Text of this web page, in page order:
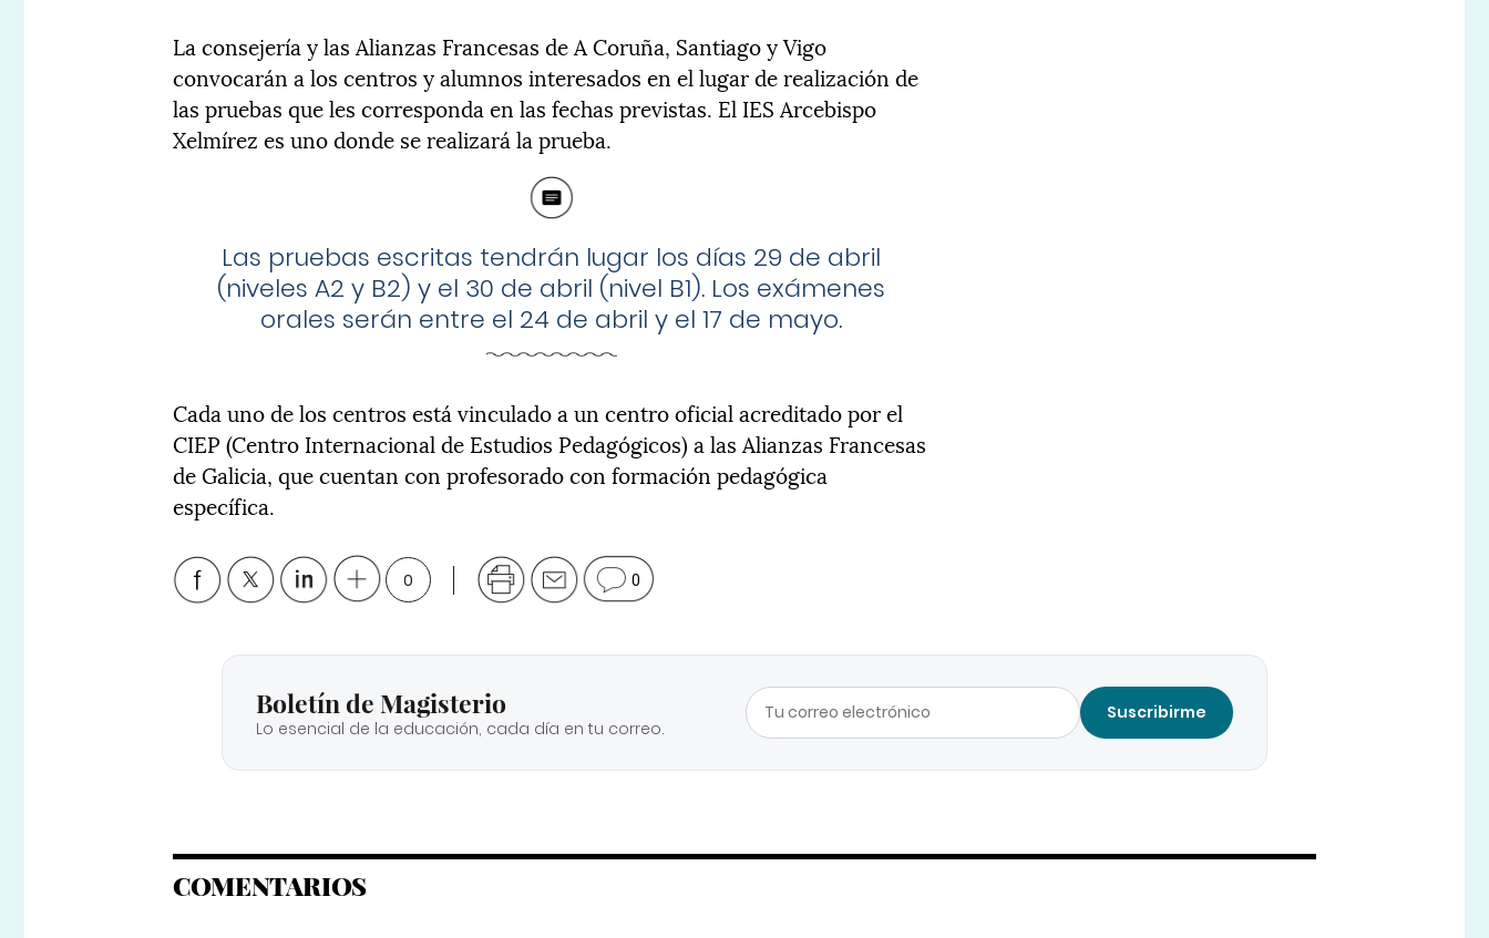
La consejería y las Alianzas Francesas de A Coruña, Santiago y Vigo
convocarán a los centros y alumnos interesados en el lugar de realización de
las pruebas que les corresponda en las fechas previstas. El IES Arcebispo
Xelmírez es uno donde se realizará la prueba.
Las pruebas escritas tendrán lugar los días 29 de abril
(niveles A2 y B2) y el 30 de abril (nivel B1). Los exámenes
orales serán entre el 24 de abril y el 17 de mayo.
Cada uno de los centros está vinculado a un centro oficial acreditado por el
CIEP (Centro Internacional de Estudios Pedagógicos) a las Alianzas Francesas
de Galicia, que cuentan con profesorado con formación pedagógica
específica.
0 0
Boletín de Magisterio
Lo esencial de la educación, cada día en tu correo.
Suscribirme
COMENTARIOS